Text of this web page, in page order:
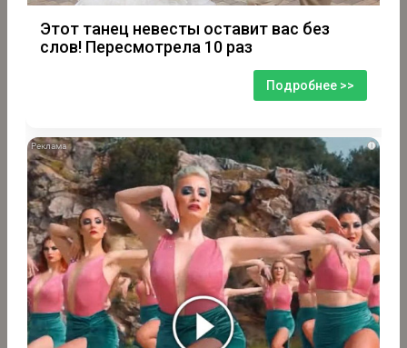
Этот танец невесты оставит вас без
слов! Пересмотрела 10 раз
Подробнее >>
i